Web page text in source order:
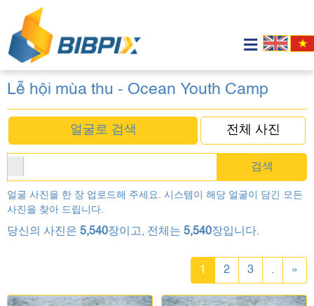
Lễ hội mùa thu - Ocean Youth Camp
얼굴로 검색 전체 사진
검색
얼굴 사진을 한 장 업로드해 주세요. 시스템이 해당 얼굴이 담긴 모든
사진을 찾아 드립니다.
당신의 사진은 5,540장이고, 전체는 5,540장입니다.
1 2 3 . »